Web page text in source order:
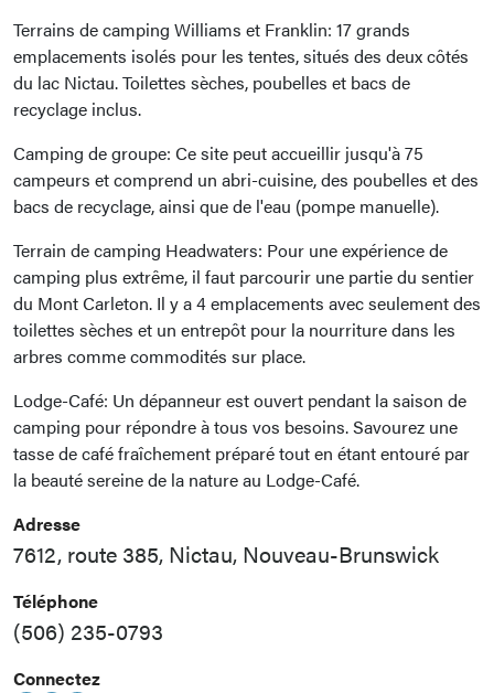
Terrains de camping Williams et Franklin: 17 grands
emplacements isolés pour les tentes, situés des deux côtés
du lac Nictau. Toilettes sèches, poubelles et bacs de
recyclage inclus.
Camping de groupe: Ce site peut accueillir jusqu'à 75
campeurs et comprend un abri-cuisine, des poubelles et des
bacs de recyclage, ainsi que de l'eau (pompe manuelle).
Terrain de camping Headwaters: Pour une expérience de
camping plus extrême, il faut parcourir une partie du sentier
du Mont Carleton. Il y a 4 emplacements avec seulement des
toilettes sèches et un entrepôt pour la nourriture dans les
arbres comme commodités sur place.
Lodge-Café: Un dépanneur est ouvert pendant la saison de
camping pour répondre à tous vos besoins. Savourez une
tasse de café fraîchement préparé tout en étant entouré par
la beauté sereine de la nature au Lodge-Café.
Adresse
7612, route 385, Nictau, Nouveau-Brunswick
Téléphone
(506) 235-0793
Connectez